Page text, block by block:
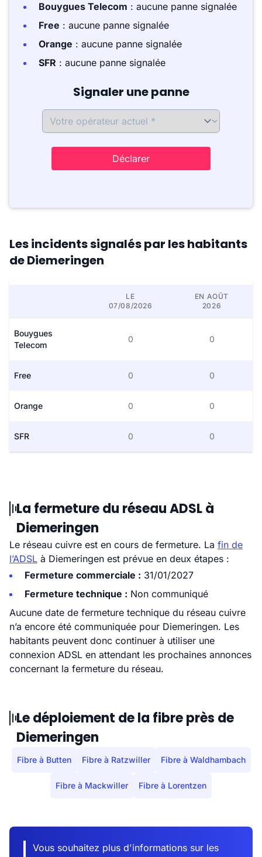
Bouygues Telecom : aucune panne signalée
Free : aucune panne signalée
Orange : aucune panne signalée
SFR : aucune panne signalée
Signaler une panne
Déclarer
Les incidents signalés par les habitants
de Diemeringen
LE
07/08/2026
EN AOÛT
2026
Bouygues
Telecom
0 0
Free 0 0
Orange 0 0
SFR 0 0
La fermeture du réseau ADSL à
Diemeringen
Le réseau cuivre est en cours de fermeture. La fin de
l’ADSL à Diemeringen est prévue en deux étapes :
Fermeture commerciale : 31/01/2027
Fermeture technique : Non communiqué
Aucune date de fermeture technique du réseau cuivre
n’a encore été communiquée pour Diemeringen. Les
habitants peuvent donc continuer à utiliser une
connexion ADSL en attendant les prochaines annonces
concernant la fermeture du réseau.
Le déploiement de la fibre près de
Diemeringen
Fibre à Butten Fibre à Ratzwiller Fibre à Waldhambach
Fibre à Mackwiller Fibre à Lorentzen
Vous souhaitez plus d'informations sur les